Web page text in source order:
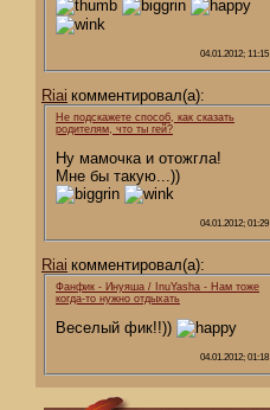
04.01.2012; 11:15
Riai комментировал(а):
Не подскажете способ, как сказать
родителям, что ты гей?
Ну мамочка и отожгла!
Мне бы такую...))
04.01.2012; 01:29
Riai комментировал(а):
Фанфик - Инуяша / InuYasha - Нам тоже
когда-то нужно отдыхать
Веселый фик!!))
04.01.2012; 01:18